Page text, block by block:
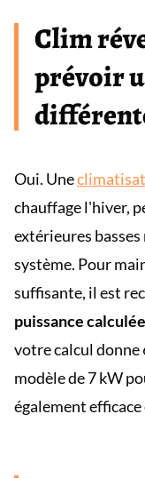
Clim
prévoir
Oui. Une
chauffage l'hiver,
extérieures
système. Pour
suffisante, il est
puissance calculée
votre calcul donne
modèle de 7 kW
également